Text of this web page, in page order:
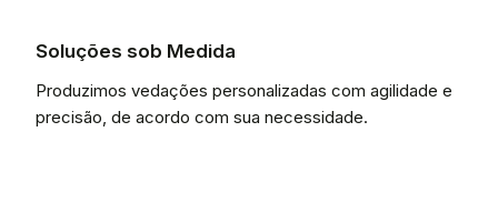
Soluções sob Medida
Produzimos vedações personalizadas com agilidade e
precisão, de acordo com sua necessidade.